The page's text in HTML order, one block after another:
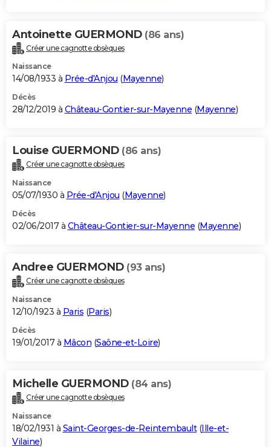
Antoinette GUERMOND (86 ans)
Créer une cagnotte obsèques
Naissance
14/08/1933 à Prée-d'Anjou (Mayenne)
Décès
28/12/2019 à Château-Gontier-sur-Mayenne (Mayenne)
Louise GUERMOND (86 ans)
Créer une cagnotte obsèques
Naissance
05/07/1930 à Prée-d'Anjou (Mayenne)
Décès
02/06/2017 à Château-Gontier-sur-Mayenne (Mayenne)
Andree GUERMOND (93 ans)
Créer une cagnotte obsèques
Naissance
12/10/1923 à Paris (Paris)
Décès
19/01/2017 à Mâcon (Saône-et-Loire)
Michelle GUERMOND (84 ans)
Créer une cagnotte obsèques
Naissance
18/02/1931 à Saint-Georges-de-Reintembault(Ille-et-
Vilaine)